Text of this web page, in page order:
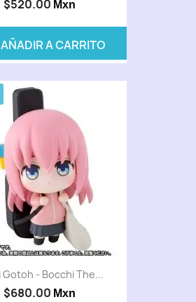
$520.00 Mxn
AÑADIR A CARRITO
Gotoh - Bocchi The...
$680.00 Mxn